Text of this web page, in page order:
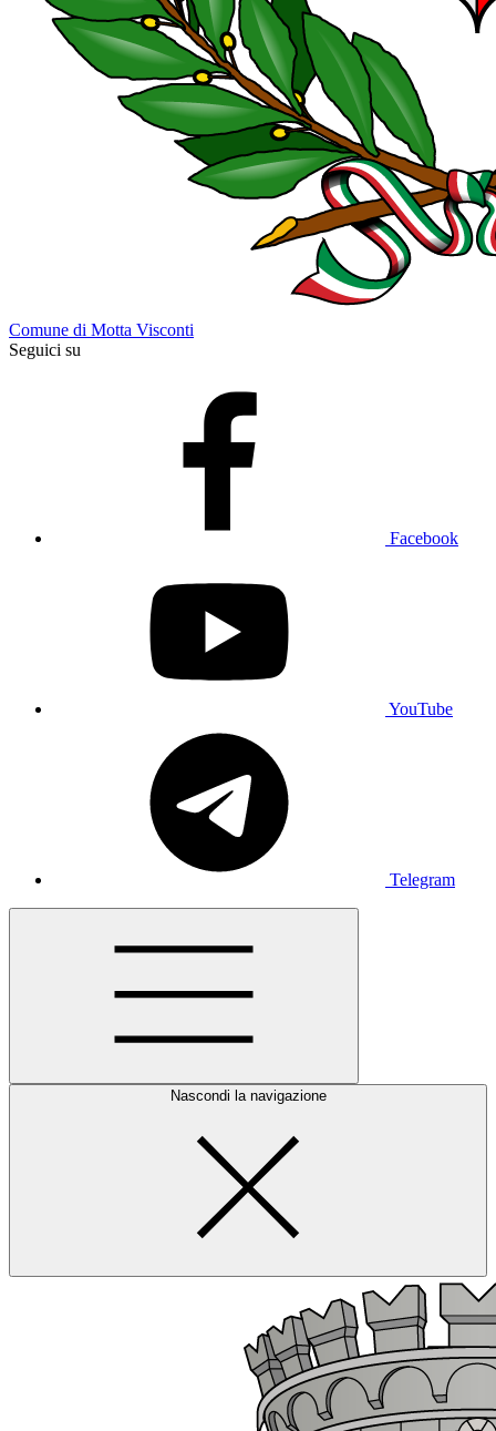
Comune di Motta Visconti
Seguici su
Facebook
YouTube
Telegram
Nascondi la navigazione